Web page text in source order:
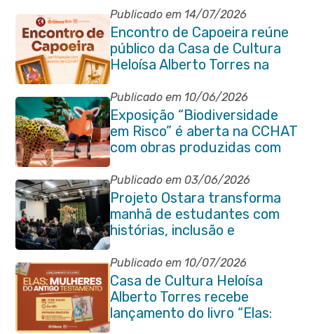
Publicado em 14/07/2026
Encontro de Capoeira reúne
público da Casa de Cultura
Heloísa Alberto Torres na
Praça Marechal Floriano
Peixoto
Publicado em 10/06/2026
Exposição “Biodiversidade
em Risco” é aberta na CCHAT
com obras produzidas com
ajuda de alunos da rede
municipal
Publicado em 03/06/2026
Projeto Ostara transforma
manhã de estudantes com
histórias, inclusão e
criatividade em Itaboraí
Publicado em 10/07/2026
Casa de Cultura Heloísa
Alberto Torres recebe
lançamento do livro “Elas:
Mulheres do Antigo